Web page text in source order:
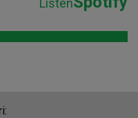
Listen